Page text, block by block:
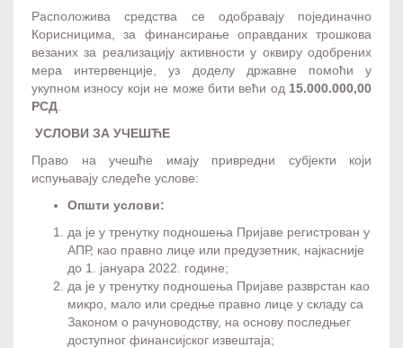
Расположива средства се одобравају појединачно
Корисницима, за финансирање оправданих трошкова
везаних за реализацију активности у оквиру одобрених
мера интервенције, уз доделу државне помоћи у
укупном износу који не може бити већи од 15.000.000,00
РСД
УСЛОВИ ЗА УЧЕШЋЕ
Право на учешће имају привредни субјекти који
испуњавају следеће услове:
Општи услови:
да је у тренутку подношења Пријаве регистрован у
АПР, као правно лице или предузетник, најкасније
до 1. јануара 2022. године;
да је у тренутку подношења Пријаве разврстан као
микро, мало или средње правно лице у складу са
Законом о рачуноводству, на основу последњег
доступног финансијског извештаја;